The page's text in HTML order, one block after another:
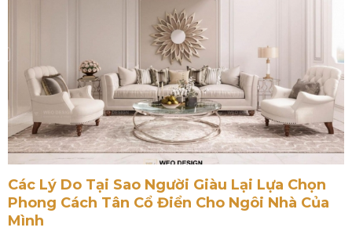
Các Lý Do Tại Sao Người Giàu Lại Lựa Chọn
Phong Cách Tân Cổ Điển Cho Ngôi Nhà Của
Mình